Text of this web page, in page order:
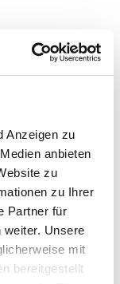
Anzeigen zu
anbieten
zu
zu Ihrer
Partner für
weiter. Unsere
mit
bereitgestellt